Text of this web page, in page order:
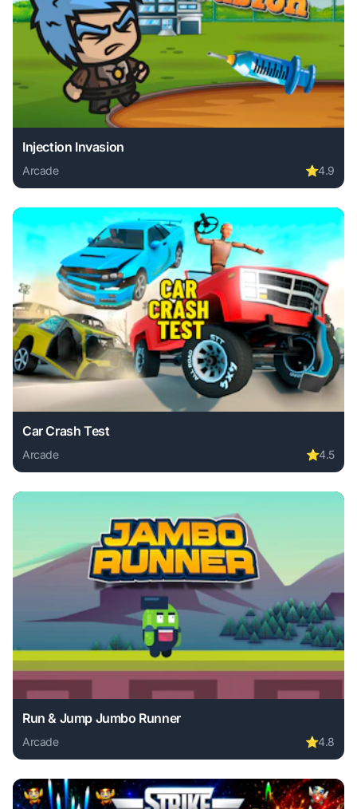
Injection Invasion
Arcade ⭐4.9
Play Injection Invasion online free. arcade game, no
Car Crash Test
Arcade ⭐4.5
Play Car Crash Test online free. arcade game, no
Run & Jump Jumbo Runner
Arcade ⭐4.8
Play Run & Jump Jumbo Runner online free. arcade